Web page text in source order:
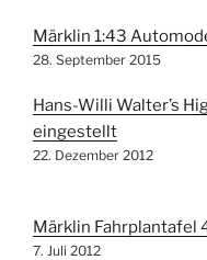
Märklin 1:43
28. September 2015
Hans-Willi Walter’s
eingestellt
22. Dezember 2012
Märklin Fahrplantafel
7. Juli 2012